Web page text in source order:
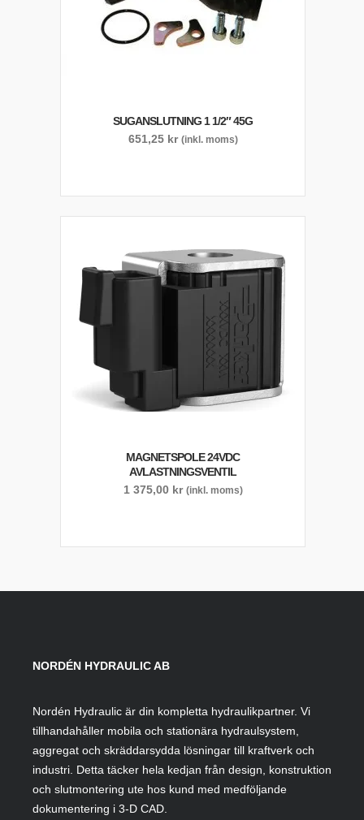
SUGANSLUTNING 1 1/2″ 45G
651,25 kr (inkl. moms)
MAGNETSPOLE 24VDC
AVLASTNINGSVENTIL
1 375,00 kr (inkl. moms)
NORDÉN HYDRAULIC AB
Nordén Hydraulic är din kompletta hydraulikpartner. Vi
tillhandahåller mobila och stationära hydraulsystem,
aggregat och skräddarsydda lösningar till kraftverk och
industri. Detta täcker hela kedjan från design, konstruktion
och slutmontering ute hos kund med medföljande
dokumentering i 3-D CAD.